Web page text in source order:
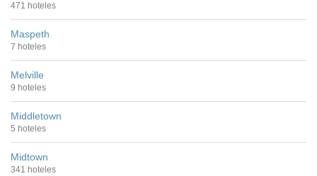
471 hoteles
Maspeth
7 hoteles
Melville
9 hoteles
Middletown
5 hoteles
Midtown
341 hoteles